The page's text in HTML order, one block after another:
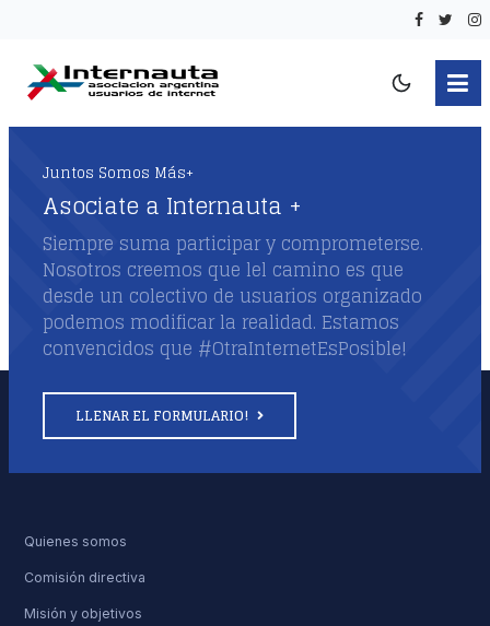
Juntos Somos Más+
Asociate a Internauta +
Siempre suma participar y comprometerse.
Nosotros creemos que lel camino es que
desde un colectivo de usuarios organizado
podemos modificar la realidad. Estamos
convencidos que #OtraInternetEsPosible!
LLENAR EL FORMULARIO!
Quienes somos
Comisión directiva
Misión y objetivos